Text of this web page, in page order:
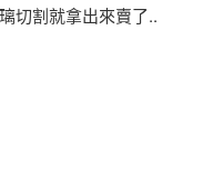
切割就拿出來賣了..